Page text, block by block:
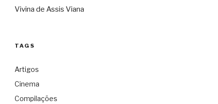
Vivina de Assis Viana
TAGS
Artigos
Cinema
Compilações